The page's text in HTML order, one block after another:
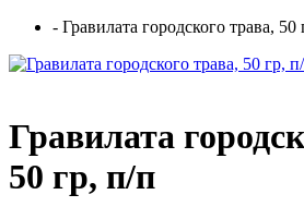
- Гравилата городского трава, 50
Гравилата
50 гр, п/п